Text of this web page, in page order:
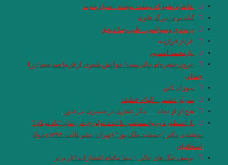
.قاطره ،هوو که نیست نوشته : ضيا رشوند
گیله مرد. بزرگ علوی
پرنده ی وسواسی . علی رضا ذیحق
.فرناز فرازمند
.یارمحمد اسدپور
.درونِ حنجره‌ام خالی‌ست/ خوانش شعری از فریبا صدیقیم/ رزا
جمالی
سوزان کین
سرباز دشمن . الهام عطیف
هیچ از او نماند…. مگر عطری در مسیری بی‌عبور …
.از اسطوره و روانشناسی تا ایده ئولوژی در رمان “باد نوبان”
نوشته ی دکتر “جمشید ملک پور” (تهران: نشر ثالث، ۱۳۹۹) جواد
اسحاقیان
یوسف تنگ های خالی ؛ نیما نیکنام.انتشارات اثار برتر